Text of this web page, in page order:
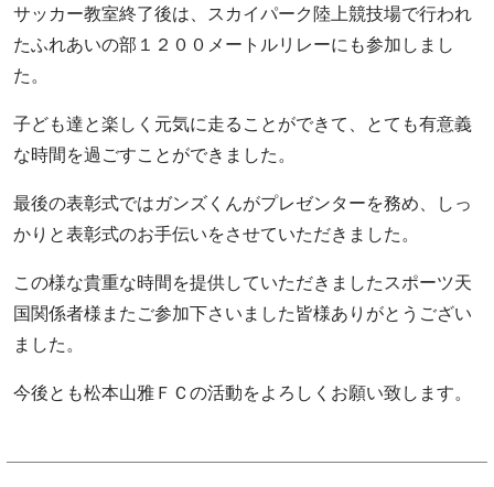
サッカー教室終了後は、スカイパーク陸上競技場で行われ
たふれあいの部１２００メートルリレーにも参加しまし
た。
子ども達と楽しく元気に走ることができて、とても有意義
な時間を過ごすことができました。
最後の表彰式ではガンズくんがプレゼンターを務め、しっ
かりと表彰式のお手伝いをさせていただきました。
この様な貴重な時間を提供していただきましたスポーツ天
国関係者様またご参加下さいました皆様ありがとうござい
ました。
今後とも松本山雅ＦＣの活動をよろしくお願い致します。